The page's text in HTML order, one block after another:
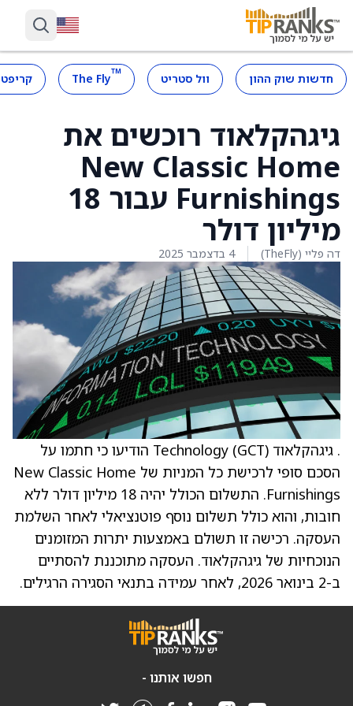
חדשות שוק ההון וול סטריט ™
The Fly
גיגהקלאוד רוכשים את
New Classic Home
Furnishings עבור 18
מיליון דולר
דה פליי (TheFly) 4 בדצמבר 2025
. גיגהקלאוד (GCT) Technology הודיעו כי חתמו על
הסכם סופי לרכישת כל המניות של New Classic Home
Furnishings. התשלום הכולל יהיה 18 מיליון דולר ללא
חובות, והוא כולל תשלום נוסף פוטנציאלי לאחר השלמת
העסקה. רכישה זו תשולם באמצעות יתרות המזומנים
הנוכחיות של גיגהקלאוד. העסקה מתוכננת להסתיים
ב-2 בינואר 2026, לאחר עמידה בתנאי הסגירה הרגילים.
חפשו אותנו -